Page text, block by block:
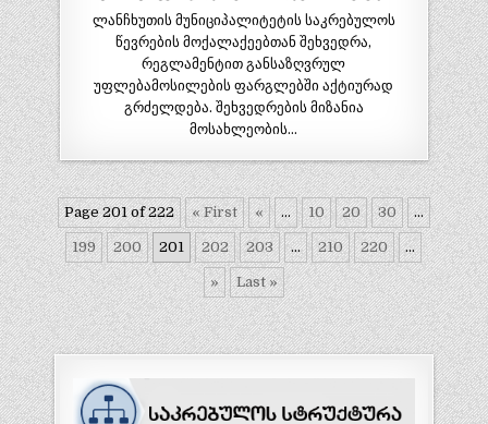
ლანჩხუთის მუნიციპალიტეტის საკრებულოს
წევრების მოქალაქეებთან შეხვედრა,
რეგლამენტით განსაზღვრულ
უფლებამოსილების ფარგლებში აქტიურად
გრძელდება. შეხვედრების მიზანია
მოსახლეობის…
Page 201 of 222 « First « ... 10 20 30 ...
199 200 201 202 203 ... 210 220 ...
» Last »